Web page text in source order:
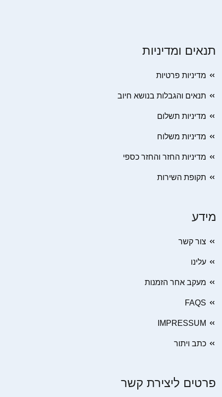
תנאים ומדיניות
מדיניות פרטיות
תנאים והגבלות בנושא חיוב
מדיניות תשלום
מדיניות משלוח
מדיניות החזר והחזר כספי
תקופת השירות
מידע
צור קשר
עלינו
מעקב אחר הזמנות
FAQS
IMPRESSUM
כתב ויתור
פרטים ליצירת קשר